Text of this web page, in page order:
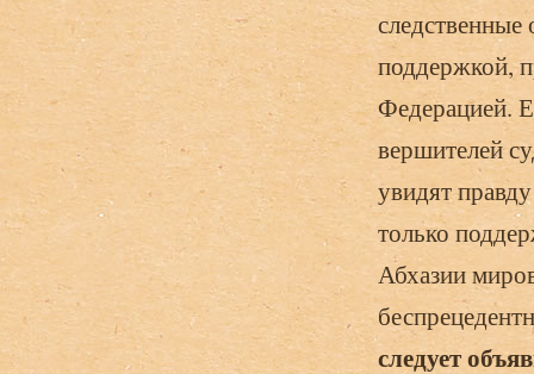
поддержкой,
Федерацией.
вершителей
увидят
только
Абхазии
следует